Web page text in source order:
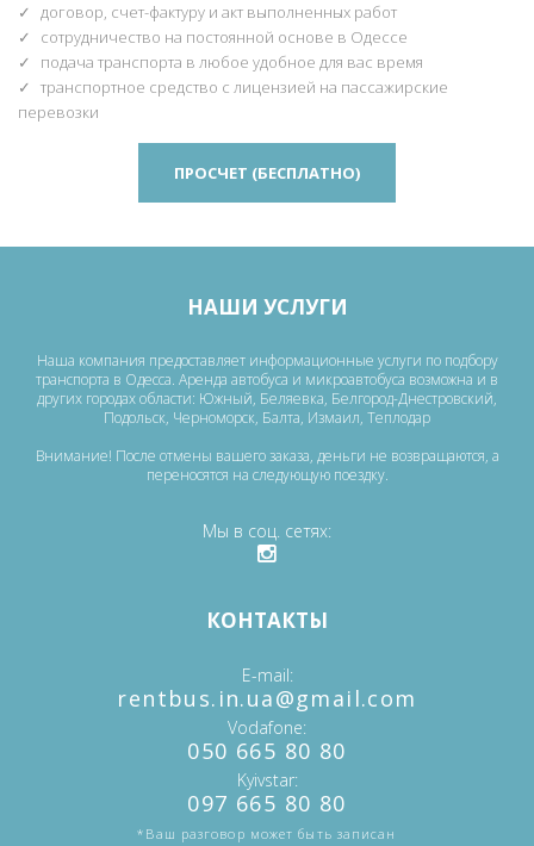
договор, счет-фактуру и акт выполненных работ
сотрудничество на постоянной основе в Одессе
подача транспорта в любое удобное для вас время
транспортное средство с лицензией на пассажирские
перевозки
ПРОСЧЕТ (БЕСПЛАТНО)
НАШИ УСЛУГИ
Наша компания предоставляет информационные услуги по подбору
транспорта в Одесса. Аренда автобуса и микроавтобуса возможна и в
других городах области: Южный, Беляевка, Белгород-Днестровский,
Подольск, Черноморск, Балта, Измаил, Теплодар
Внимание! После отмены вашего заказа, деньги не возвращаются, а
переносятся на следующую поездку.
Мы в соц. сетях
КОНТАКТЫ
E-mail
‎rentbus.in.ua@gmail.com
Vodafone
‎‎050 665 80 80
Kyivstar
‎097 665 80 80
*Ваш разговор может быть записан